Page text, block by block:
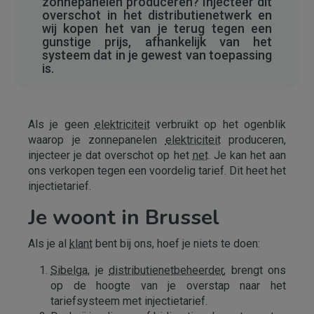
overschot in het distributienetwerk en
wij kopen het van je terug tegen een
gunstige prijs, afhankelijk van het
systeem dat in je gewest van toepassing
is.
Als je geen elektriciteitverbruikt op het ogenblik
waarop je zonnepanelen elektriciteitproduceren,
injecteer je dat overschot op het net. Je kan het aan
ons verkopen tegen een voordelig tarief. Dit heet het
injectietarief.
Je woont in Brussel
Als je al klant bent bij ons, hoef je niets te doen:
Sibelga, je distributienetbeheerder, brengt ons
op de hoogte van je overstap naar het
tariefsysteem met injectietarief.